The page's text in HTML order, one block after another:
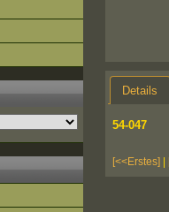
Details
54-047
[<<Erstes]